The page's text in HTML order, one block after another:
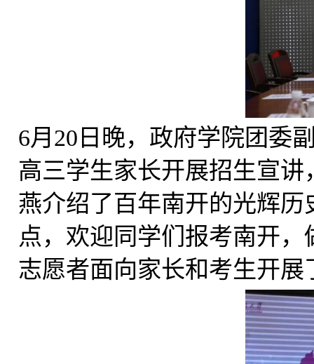
6月 20 日晚，政府学院团委
高三学生家长开展招生宣
燕介绍了百年南开的光辉历
点，欢迎同学们报考南开
志愿者面向家长和考生开